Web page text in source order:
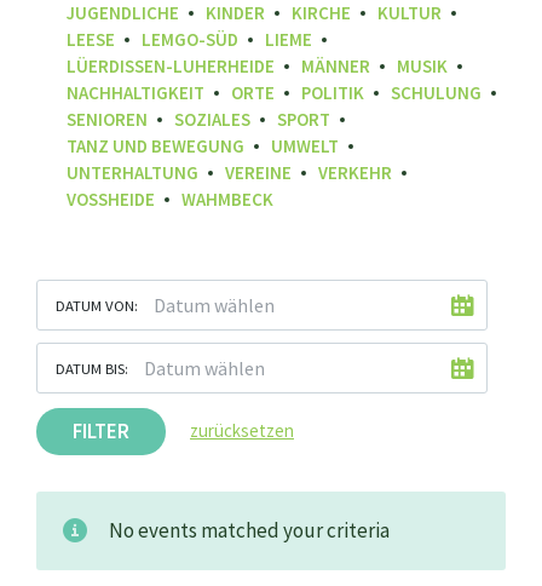
JUGENDLICHE
KINDER KIRCHE
KULTUR
LEESE
LEMGO-SÜD
LIEME
LÜERDISSEN-LUHERHEIDE
MÄNNER
MUSIK
NACHHALTIGKEIT
ORTE POLITIK
SCHULUNG
SENIOREN
SOZIALES
SPORT
TANZ UND BEWEGUNG
UMWELT
UNTERHALTUNG
VEREINE
VERKEHR
VOSSHEIDE
WAHMBECK
DATUM VON:
DATUM BIS:
FILTER zurücksetzen
No events matched your criteria